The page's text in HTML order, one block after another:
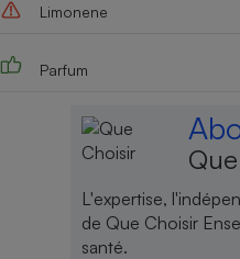
Limonene
Parfum
L'expertise,
de Que Choisir
santé.